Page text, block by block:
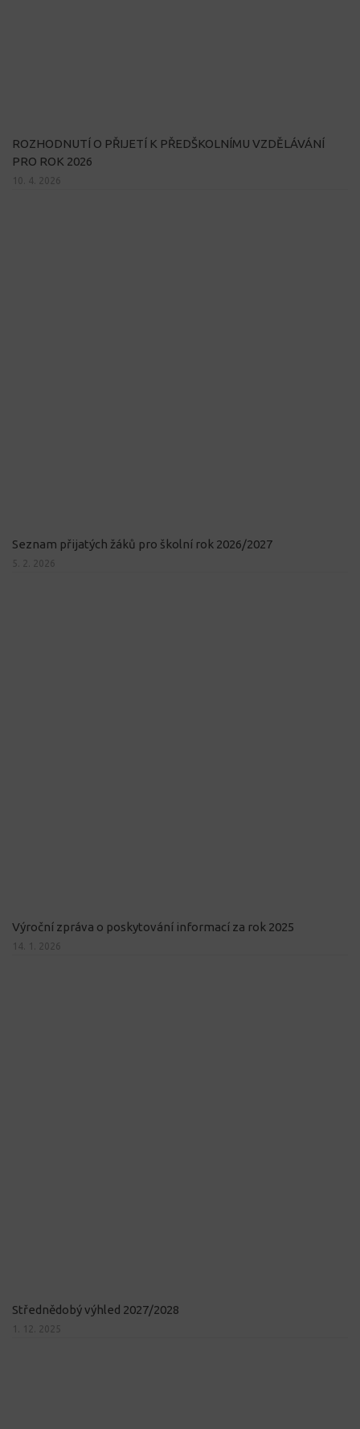
ROZHODNUTÍ O PŘIJETÍ K PŘEDŠKOLNÍMU VZDĚLÁVÁNÍ
PRO ROK 2026
10. 4. 2026
Seznam přijatých žáků pro školní rok 2026/2027
5. 2. 2026
Výroční zpráva o poskytování informací za rok 2025
14. 1. 2026
Střednědobý výhled 2027/2028
1. 12. 2025